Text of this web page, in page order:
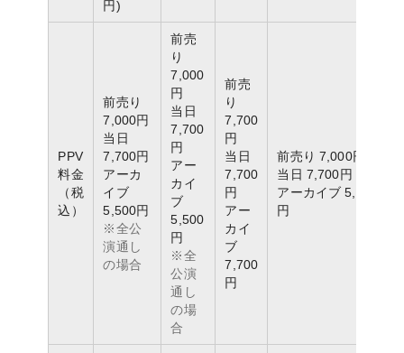
円)
PPV
料金
（税
込）
前売り
7,000円
当日
7,700円
アーカ
イブ
5,500円
※全公
演通し
の場合
前売
り
7,000
円
当日
7,700
円
アー
カイ
ブ
5,500
円
※全
公演
通し
の場
合
前売
り
7,700
円
当日
7,700
円
アー
カイ
ブ
7,700
円
前売り 7,000円
当日 7,700円
アーカイブ 5,500
円